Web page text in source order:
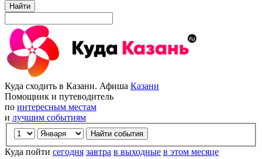
Найти
Куда сходить в Казани. Афиша Казани
Помощник и путеводитель
по интересным местам
и лучшим событиям
Куда пойти сегодня завтра в выходные в этом месяце